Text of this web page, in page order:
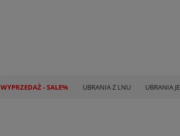
WYPRZEDAŻ - SALE% UBRANIA Z LNU UBRANIA